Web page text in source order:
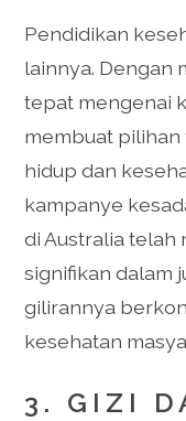
Pendidikan
lainnya. Dengan
tepat mengenai
membuat
hidup dan
kampanye
di Australia telah
signifikan dalam
gilirannya
kesehatan
3. GIZI